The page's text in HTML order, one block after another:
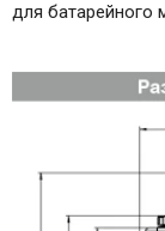
для батарейного